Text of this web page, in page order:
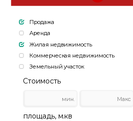
Продажа
Аренда
Жилая недвижимость
Коммерческая недвижимость
Земельный участок
Стоимость
площадь, м.кв